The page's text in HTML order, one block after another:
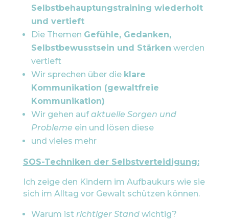
Selbstbehauptungstraining wiederholt
und vertieft
Die Themen Gefühle, Gedanken,
Selbstbewusstsein und Stärken werden
vertieft
Wir sprechen über die klare
Kommunikation (gewaltfreie
Kommunikation)
Wir gehen aufaktuelle Sorgen und
Probleme ein und lösen diese
und vieles mehr
SOS-Techniken der Selbstverteidigung:
Ich zeige den Kindern im Aufbaukurs wie sie
sich im Alltag vor Gewalt schützen können.
Warum ist richtiger Standwichtig?